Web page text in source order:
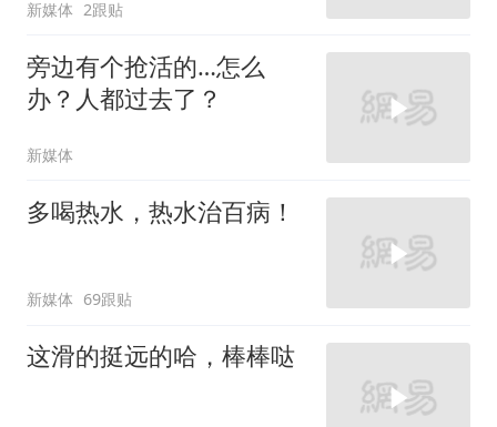
新媒体 2跟贴
旁边有个抢活的…怎么
办？人都过去了？
新媒体
多喝热水，热水治百病！
新媒体 69跟贴
这滑的挺远的哈，棒棒哒